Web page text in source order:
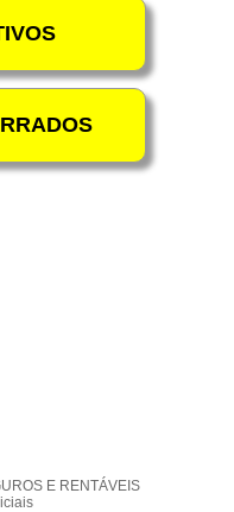
E RENTÁVEIS